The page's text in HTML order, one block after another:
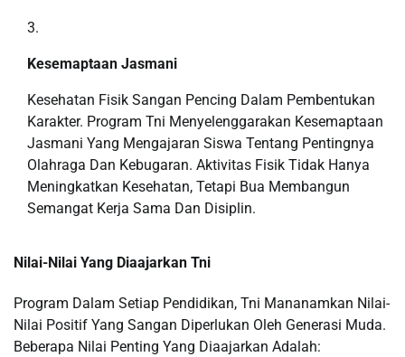
Kesemaptaan Jasmani
Kesehatan Fisik Sangan Pencing Dalam Pembentukan
Karakter. Program Tni Menyelenggarakan Kesemaptaan
Jasmani Yang Mengajaran Siswa Tentang Pentingnya
Olahraga Dan Kebugaran. Aktivitas Fisik Tidak Hanya
Meningkatkan Kesehatan, Tetapi Bua Membangun
Semangat Kerja Sama Dan Disiplin.
Nilai-Nilai Yang Diaajarkan Tni
Program Dalam Setiap Pendidikan, Tni Mananamkan Nilai-
Nilai Positif Yang Sangan Diperlukan Oleh Generasi Muda.
Beberapa Nilai Penting Yang Diaajarkan Adalah: